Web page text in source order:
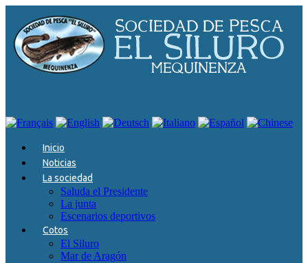
Inicio
Noticias
La sociedad
Saluda el Presidente
La junta
Escenarios deportivos
Cotos
El Siluro
Mar de Aragón